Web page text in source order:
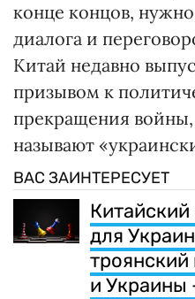
конце концов,
диалога и
Китай недавно
призывом к
прекращения войны,
называют
ВАС ЗАИНТЕРЕСУЕТ
для
троянский
и Украины